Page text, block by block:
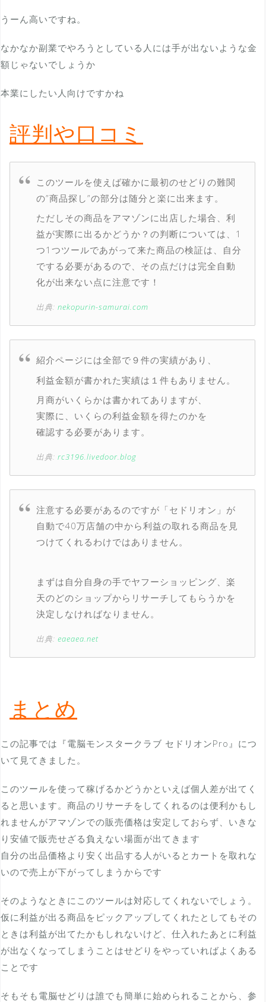
うーん高いですね。
なかなか副業でやろうとしている人には手が出ないような金
額じゃないでしょうか
本業にしたい人向けですかね
評判や口コミ
このツールを使えば確かに最初のせどりの難関
の”商品探し”の部分は随分と楽に出来ます。
ただしその商品をアマゾンに出店した場合、利
益が実際に出るかどうか？の判断については、1
つ1つツールであがって来た商品の検証は、自分
でする必要があるので、その点だけは完全自動
化が出来ない点に注意です！
出典: nekopurin-samurai.com
紹介ページには全部で９件の実績があり、
利益金額が書かれた実績は１件もありません。
月商がいくらかは書かれてありますが、
実際に、いくらの利益金額を得たのかを
確認する必要があります。
出典: rc3196.livedoor.blog
注意する必要があるのですが「セドリオン」が
自動で40万店舗の中から利益の取れる商品を見
つけてくれるわけではありません。
まずは自分自身の手でヤフーショッピング、楽
天のどのショップからリサーチしてもらうかを
決定しなければなりません。
出典: eaeaea.net
まとめ
この記事では『電脳モンスタークラブ セドリオンPro』につ
いて見てきました。
このツールを使って稼げるかどうかといえば個人差が出てく
ると思います。商品のリサーチをしてくれるのは便利かもし
れませんがアマゾンでの販売価格は安定しておらず、いきな
り安値で販売せざる負えない場面が出てきます
自分の出品価格より安く出品する人がいるとカートを取れな
いので売上が下がってしまうからです
そのようなときにこのツールは対応してくれないでしょう。
仮に利益が出る商品をピックアップしてくれたとしてもその
ときは利益が出てたかもしれないけど、仕入れたあとに利益
が出なくなってしまうことはせどりをやっていればよくある
ことです
そもそも電脳せどりは誰でも簡単に始められることから、参